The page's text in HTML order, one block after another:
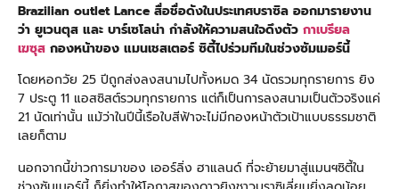
Brazilian outlet Lance สื่อชื่อดังในประเทศบราซิล ออกมารายงาน
ว่า ยูเวนตุส และ บาร์เซโลน่า กำลังให้ความสนใจดึงตัว กาเบรียล
เฆซุส กองหน้าของ แมนเชสเตอร์ ซิตี้ไปร่วมทีมในช่วงซัมเมอร์นี้
โดยหอกวัย 25 ปีถูกส่งลงสนามไปทั้งหมด 34 นัดรวมทุกรายการ ยิง
7 ประตู 11 แอสซิสต์รวมทุกรายการ แต่ก็เป็นการลงสนามเป็นตัวจริงแค่
21 นัดเท่านั้น แม้ว่าในปีนี้เรือใบสีฟ้าจะไม่มีกองหน้าตัวเป้าแบบธรรมชาติ
เลยก็ตาม
นอกจากนี้ข่าวการมาของ เออร์ลิ่ง ฮาแลนด์ ที่จะย้ายมาสู่แมนฯซิตี้ใน